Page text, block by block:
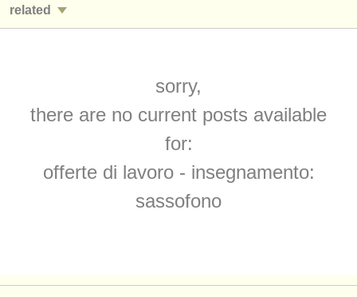
jobs - amministrazione
concorsi/ premi
conservatori
related
degree courses: sassofono (10)
concorso sassofono (5)
sorry,
there are no current posts available
for:
offerte di lavoro - insegnamento:
sassofono